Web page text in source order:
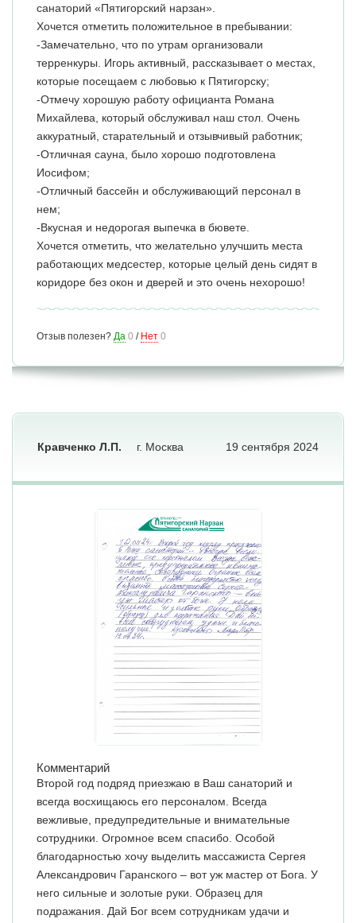
санаторий «Пятигорский нарзан».
Хочется отметить положительное в пребывании:
-Замечательно, что по утрам организовали
терренкуры. Игорь активный, рассказывает о местах,
которые посещаем с любовью к Пятигорску;
-Отмечу хорошую работу официанта Романа
Михайлева, который обслуживал наш стол. Очень
аккуратный, старательный и отзывчивый работник;
-Отличная сауна, было хорошо подготовлена
Иосифом;
-Отличный бассейн и обслуживающий персонал в
нем;
-Вкусная и недорогая выпечка в бювете.
Хочется отметить, что желательно улучшить места
работающих медсестер, которые целый день сидят в
коридоре без окон и дверей и это очень нехорошо!
Отзыв полезен? Да 0 / Нет 0
19 сентября 2024
Кравченко Л.П. г. Москва
Комментарий
Второй год подряд приезжаю в Ваш санаторий и
всегда восхищаюсь его персоналом. Всегда
вежливые, предупредительные и внимательные
сотрудники. Огромное всем спасибо. Особой
благодарностью хочу выделить массажиста Сергея
Александрович Гаранского – вот уж мастер от Бога. У
него сильные и золотые руки. Образец для
подражания. Дай Бог всем сотрудникам удачи и